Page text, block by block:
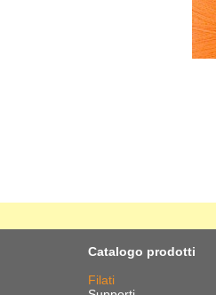
Catalogo prodotti
Filati